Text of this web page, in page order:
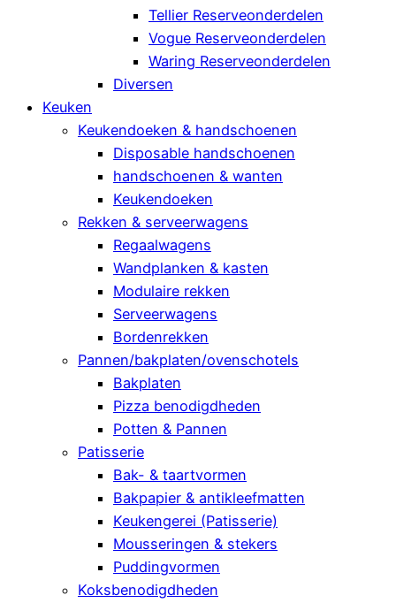
Tellier Reserveonderdelen
Vogue Reserveonderdelen
Waring Reserveonderdelen
Diversen
Keuken
Keukendoeken & handschoenen
Disposable handschoenen
handschoenen & wanten
Keukendoeken
Rekken & serveerwagens
Regaalwagens
Wandplanken & kasten
Modulaire rekken
Serveerwagens
Bordenrekken
Pannen/bakplaten/ovenschotels
Bakplaten
Pizza benodigdheden
Potten & Pannen
Patisserie
Bak- & taartvormen
Bakpapier & antikleefmatten
Keukengerei (Patisserie)
Mousseringen & stekers
Puddingvormen
Koksbenodigdheden